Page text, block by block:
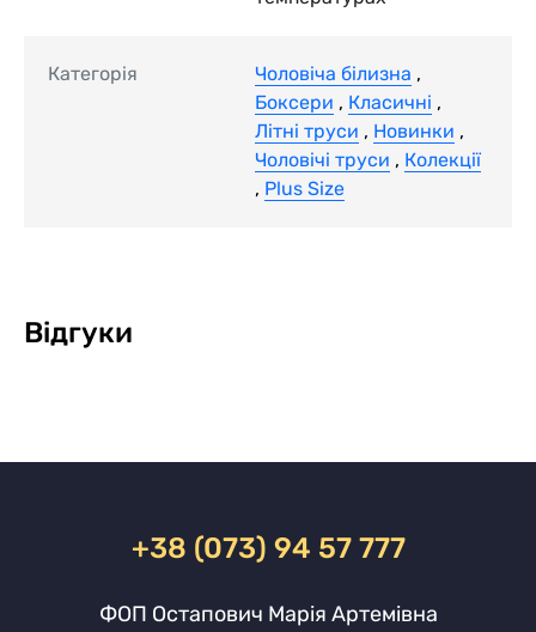
Категорія Чоловіча білизна ,
Боксери , Класичні ,
Літні труси , Новинки ,
Чоловічі труси , Колекції
, Plus Size
Відгуки
+38 (073) 94 57 777
ФОП Остапович Марія Артемівна